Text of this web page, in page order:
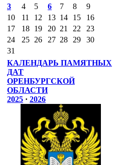
3
4 5 6 7 8
9
10
11 12 13 14 15
16
17
18 19 20 21 22
23
24
25 26 27 28 29
30
31
КАЛЕНДАРЬ ПАМЯТНЫХ
ДАТ
ОРЕНБУРГСКОЙ
ОБЛАСТИ
2025 · 2026